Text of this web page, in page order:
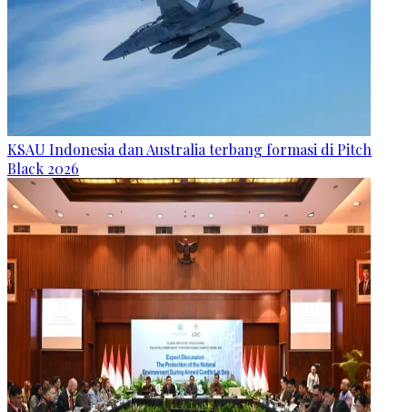
KSAU Indonesia dan Australia terbang formasi di Pitch
Black 2026